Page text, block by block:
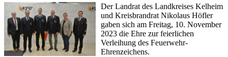
Der Landrat des Landkreises Kelheim
und Kreisbrandrat Nikolaus Höfler
gaben sich am Freitag, 10. November
2023 die Ehre zur feierlichen
Verleihung des Feuerwehr-
Ehrenzeichens.